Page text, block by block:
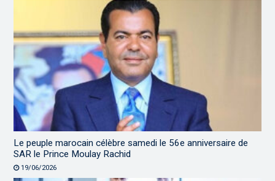
Le peuple marocain célèbre samedi le 56e anniversaire de
SAR le Prince Moulay Rachid
19/06/2026